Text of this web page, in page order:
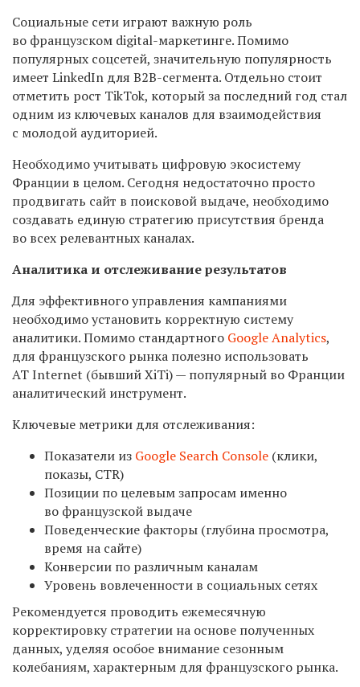
Социальные сети играют важную роль
во французском digital-маркетинге. Помимо
популярных соцсетей, значительную популярность
имеет LinkedIn для B2B-сегмента. Отдельно стоит
отметить рост TikTok, который за последний год стал
одним из ключевых каналов для взаимодействия
с молодой аудиторией.
Необходимо учитывать цифровую экосистему
Франции в целом. Сегодня недостаточно просто
продвигать сайт в поисковой выдаче, необходимо
создавать единую стратегию присутствия бренда
во всех релевантных каналах.
Аналитика и отслеживание результатов
Для эффективного управления кампаниями
необходимо установить корректную систему
аналитики. Помимо стандартного Google Analytics,
для французского рынка полезно использовать
AT Internet (бывший XiTi) — популярный во Франции
аналитический инструмент.
Ключевые метрики для отслеживания:
Показатели из Google Search Console (клики,
показы, CTR)
Позиции по целевым запросам именно
во французской выдаче
Поведенческие факторы (глубина просмотра,
время на сайте)
Конверсии по различным каналам
Уровень вовлеченности в социальных сетях
Рекомендуется проводить ежемесячную
корректировку стратегии на основе полученных
данных, уделяя особое внимание сезонным
колебаниям, характерным для французского рынка.